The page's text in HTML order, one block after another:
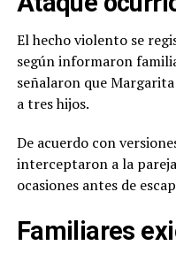
El hecho violento se
según informaron
señalaron que
a tres hijos.
De acuerdo con
interceptaron a la
ocasiones antes de
Familiares